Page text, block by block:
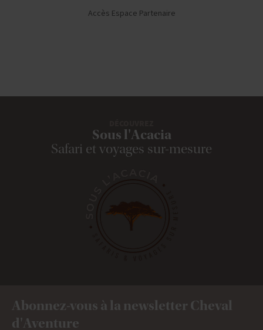
Accès Espace Partenaire
Sous l'Acacia
Safari et voyages sur-mesure
Abonnez-vous à la newsletter Cheval
d'Aventure